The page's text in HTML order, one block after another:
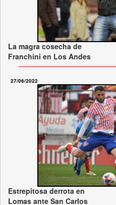
La magra cosecha de
Franchini en Los Andes
27/06/2022
Estrepitosa derrota en
Lomas ante San Carlos